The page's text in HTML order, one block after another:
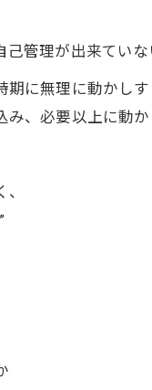
管理が出来ていな
に無理に動かしす
、必要以上に動